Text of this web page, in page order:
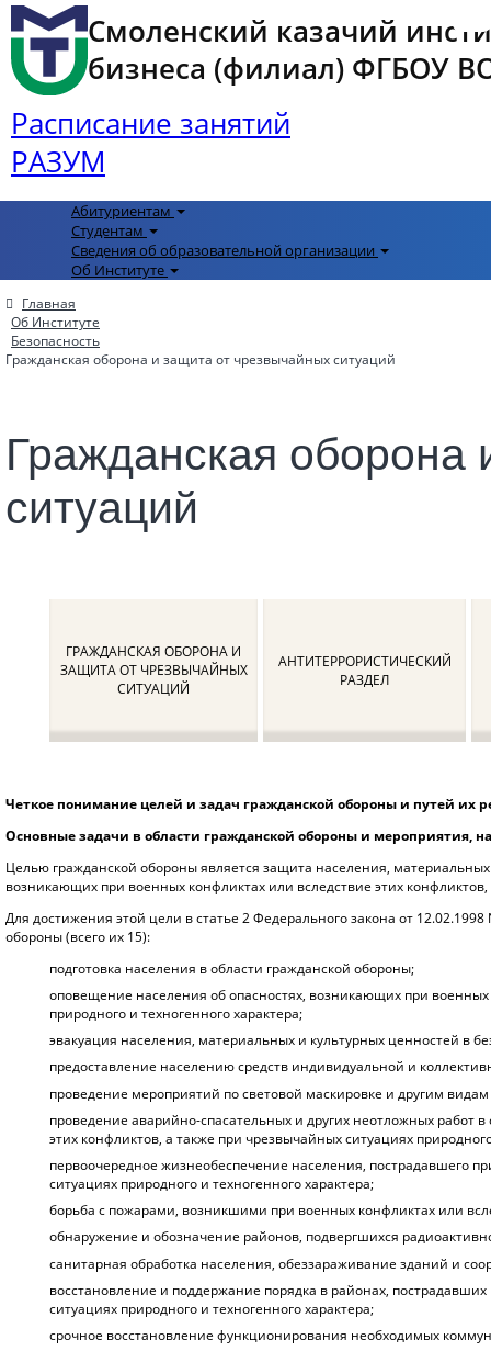
Смоленский казачий
бизнеса (филиал) ФГБОУ
Расписание занятий
РАЗУМ
Абитуриентам
Студентам
Сведения об образовательной организации
Об Институте
Главная
Об Институте
Безопасность
Гражданская оборона и защита от чрезвычайных ситуаций
Гражданская оборона
ситуаций
ГРАЖДАНСКАЯ ОБОРОНА И
ЗАЩИТА ОТ ЧРЕЗВЫЧАЙНЫХ
СИТУАЦИЙ
АНТИТЕРРОРИСТИЧЕСКИЙ
РАЗДЕЛ
Четкое понимание целей и задач гражданской обороны и путей их
Основные задачи в области гражданской обороны и мероприятия,
Целью гражданской обороны является защита населения,
возникающих при военных конфликтах или вследствие этих
Для достижения этой цели в статье 2 Федерального закона от
обороны (всего их 15):
подготовка населения в области гражданской обороны;
оповещение населения об опасностях, возникающих при
природного и техногенного характера;
эвакуация населения, материальных и культурных ценностей в
предоставление населению средств индивидуальной и
проведение мероприятий по световой маскировке и другим
проведение аварийно-спасательных и других неотложных работ
этих конфликтов, а также при чрезвычайных ситуациях
первоочередное жизнеобеспечение населения, пострадавшего
ситуациях природного и техногенного характера;
борьба с пожарами, возникшими при военных конфликтах или
обнаружение и обозначение районов, подвергшихся
санитарная обработка населения, обеззараживание зданий и
восстановление и поддержание порядка в районах,
ситуациях природного и техногенного характера;
срочное восстановление функционирования необходимых